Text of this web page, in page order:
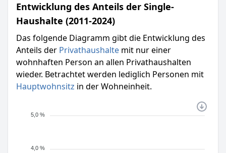
Entwicklung des Anteils der Single-
Haushalte (2011-2024)
Das folgende Diagramm gibt die Entwicklung des
Anteils der Privathaushalte mit nur einer
wohnhaften Person an allen Privathaushalten
wieder. Betrachtet werden lediglich Personen mit
Hauptwohnsitz in der Wohneinheit.
5,0 %
4,0 %